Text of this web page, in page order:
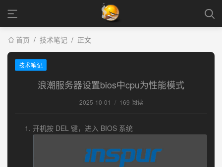
首页 / 技术笔记 / 正文
技术笔记
浪潮服务器设置bios中cpu为性能模式
2025-10-01 / 169 阅读
开机按 DEL 键，进入 BIOS 系统